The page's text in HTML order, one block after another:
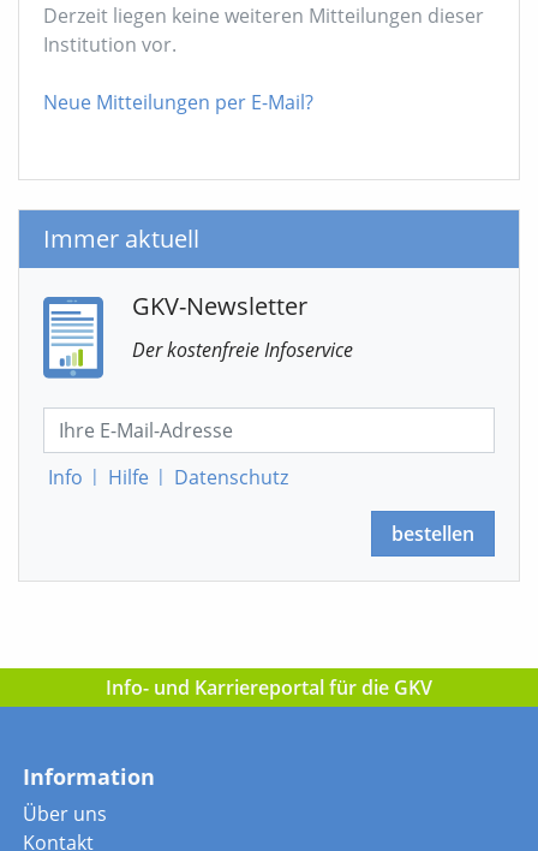
Derzeit liegen keine weiteren Mitteilungen dieser
Institution vor.
Neue Mitteilungen per E-Mail?
Immer aktuell
GKV-Newsletter
Der kostenfreie Infoservice
Info | Hilfe | Datenschutz
bestellen
Info- und Karriereportal für die GKV
Information
Über uns
Kontakt